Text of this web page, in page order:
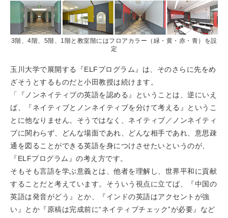
3階、4階、5階、1階と教室階にはフロアカラー（緑・黄・赤・青）を設
定
玉川大学で展開する『ELFプログラム』は、そのさらに先をめ
ざそうとするものだと小田教授は続けます。
「『ノンネイティブの英語を認める』ということは、逆にいえ
ば、『ネイティブとノンネイティブを分けて考える』というこ
とに他なりません。そうではなく、ネイティブ／ノンネイティ
ブに関わらず、どんな場面であれ、どんな相手であれ、意思疎
通を図ることができる英語を身につけさせたいというのが、
『ELFプログラム』の考え方です。
そもそも言語を学ぶ意義とは、他者を理解し、世界平和に貢献
することだと考えています。そういう視点に立てば、『中国の
英語は発音がどう』とか、『インドの英語はアクセントが強
い』とか『原稿は完成前に“ネイティブチェック”が必要』など